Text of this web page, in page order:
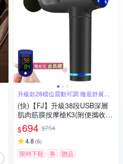
升級款28檔位震動可調 徹底舒展肌
肉
(快)【FJ】升級38段USB深層
肌肉筋膜按摩槍K3(附便攜收納
硬包)
$694 $754
4.8 (6)
限時下殺 券 贈品